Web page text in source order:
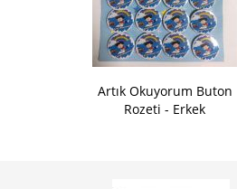
Artık Okuyorum Buton
Rozeti - Erkek